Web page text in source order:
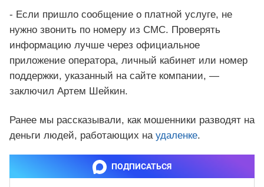
- Если пришло сообщение о платной услуге, не
нужно звонить по номеру из СМС. Проверять
информацию лучше через официальное
приложение оператора, личный кабинет или номер
поддержки, указанный на сайте компании, —
заключил Артем Шейкин.
Ранее мы рассказывали, как мошенники разводят на
деньги людей, работающих на удаленке.
ПОДПИСАТЬСЯ